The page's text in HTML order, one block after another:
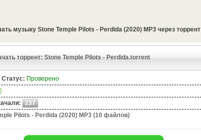
музыку Stone Temple Pilots - Perdida (2020) MP3 через торрент
торрент: Stone Temple Pilots - Perdida.torrent
Статус: Проверено
237
Pilots - Perdida (2020) MP3 (10 файлов)